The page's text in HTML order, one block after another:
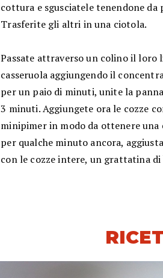
cottura e sgusciatele tenendone
Trasferite gli altri in una ciotola.
Passate attraverso un colino il
casseruola aggiungendo il
per un paio di minuti, unite la
3 minuti. Aggiungete ora le cozze
minipimer in modo da ottenere
per qualche minuto ancora,
con le cozze intere, un grattatina